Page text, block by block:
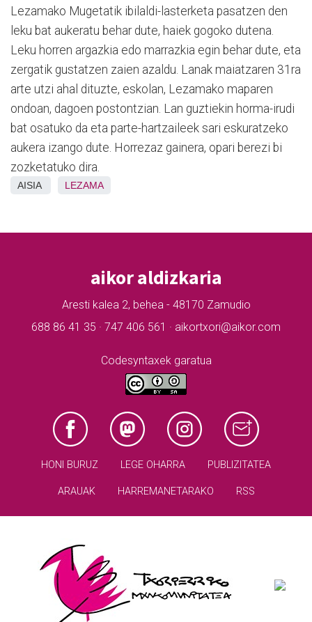
Lezamako Mugetatik ibilaldi-lasterketa pasatzen den
leku bat aukeratu behar dute, haiek gogoko dutena.
Leku horren argazkia edo marrazkia egin behar dute, eta
zergatik gustatzen zaien azaldu. Lanak maiatzaren 31ra
arte utzi ahal dituzte, eskolan, Lezamako maparen
ondoan, dagoen postontzian. Lan guztiekin horma-irudi
bat osatuko da eta parte-hartzaileek sari eskuratzeko
aukera izango dute. Horrezaz gainera, opari berezi bi
zozketatuko dira.
AISIA LEZAMA
aikor aldizkaria
Aresti kalea 2, behea - 48170 Zamudio
688 86 41 35 · 747 406 561 · aikortxori@aikor.com
Codesyntaxek garatua
HONI BURUZ LEGE OHARRA PUBLIZITATEA
ARAUAK HARREMANETARAKO RSS